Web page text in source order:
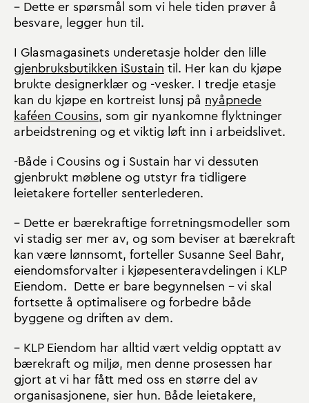
– Dette er spørsmål som vi hele tiden prøver å
besvare, legger hun til.
I Glasmagasinets underetasje holder den lille
gjenbruksbutikken iSustain til. Her kan du kjøpe
brukte designerklær og -vesker. I tredje etasje
kan du kjøpe en kortreist lunsj på nyåpnede
kaféen Cousins, som gir nyankomne flyktninger
arbeidstrening og et viktig løft inn i arbeidslivet.
-Både i Cousins og i Sustain har vi dessuten
gjenbrukt møblene og utstyr fra tidligere
leietakere forteller senterlederen.
– Dette er bærekraftige forretningsmodeller som
vi stadig ser mer av, og som beviser at bærekraft
kan være lønnsomt, forteller Susanne Seel Bahr,
eiendomsforvalter i kjøpesenteravdelingen i KLP
Eiendom. Dette er bare begynnelsen – vi skal
fortsette å optimalisere og forbedre både
byggene og driften av dem.
– KLP Eiendom har alltid vært veldig opptatt av
bærekraft og miljø, men denne prosessen har
gjort at vi har fått med oss en større del av
organisasjonene, sier hun. Både leietakere,